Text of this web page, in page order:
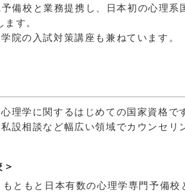
備校と業務提携し、日本初の心理
す。
院の入試対策講座も兼ねています。
理学に関するはじめての国家資格で
設相談など幅広い領域でカウンセ
ともと日本有数の心理学専門予備